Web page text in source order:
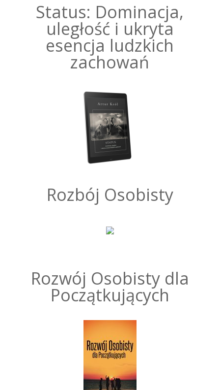
Status: Dominacja,
uległość i ukryta
esencja ludzkich
zachowań
Rozbój Osobisty
Rozwój Osobisty dla
Początkujących